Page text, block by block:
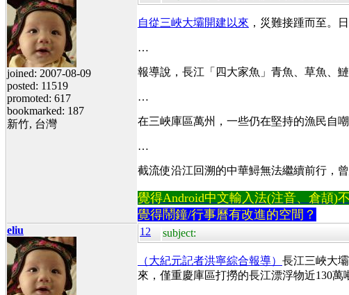
joined: 2007-08-09
posted: 11519
promoted: 617
bookmarked: 187
新竹, 台灣
自從三峽大壩開建以來 ，災難接踵而至。
…
報導說，長江「四大家魚」青魚、草魚、
…
在三峽庫區萬州，一些仍在堅持的漁民自
…
截流使沿江回溯的中華鱘無法繼續前行，
覺得Android中文輸入法(注音、倉頡)
覺得鬧鐘/行事曆有改進的空間？
eliu 12 subject:
（大紀元記者洪寧綜合報導） 長江三峽大
來，僅重慶庫區打撈的長江漂浮物近130萬